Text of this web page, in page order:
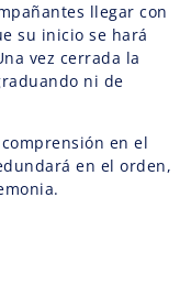
llegar con
su inicio se hará
vez cerrada la
ni de
en el
en el orden,